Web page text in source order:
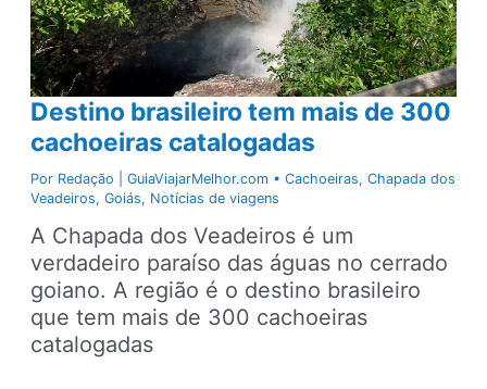
Destino brasileiro tem mais de 300
cachoeiras catalogadas
Por Redação | GuiaViajarMelhor.com •Cachoeiras,Chapada dos
Veadeiros,Goiás, Notícias de viagens
A Chapada dos Veadeiros é um
verdadeiro paraíso das águas no cerrado
goiano. A região é o destino brasileiro
que tem mais de 300 cachoeiras
catalogadas